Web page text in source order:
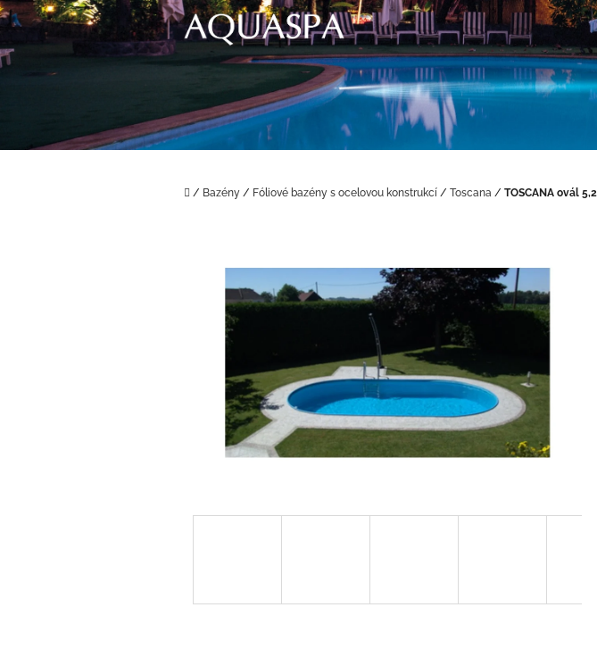
Přejít
na
Domů
/ Bazény / Fóliové bazény s ocelovou konstrukcí / Toscana / TOSCANA ovál